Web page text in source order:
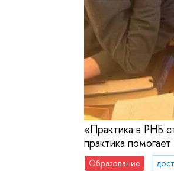
«Практика в РНБ
практика
Образование